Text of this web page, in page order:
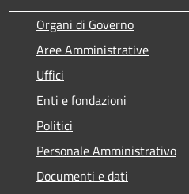
Organi di Governo
Aree Amministrative
Uffici
Enti e fondazioni
Politici
Personale Amministrativo
Documenti e dati